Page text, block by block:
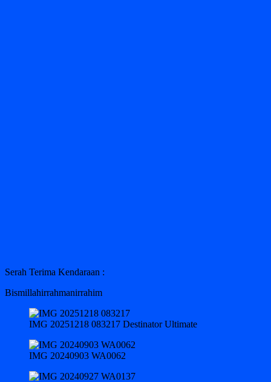
Serah Terima Kendaraan :
Bismillahirrahmanirrahim
IMG 20251218 083217 Destinator Ultimate
IMG 20240903 WA0062